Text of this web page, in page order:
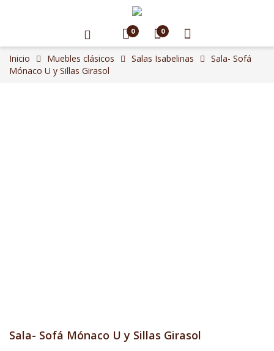
0 0
Inicio Muebles clásicos Salas Isabelinas
Sala- Sofá
Mónaco U y Sillas Girasol
Sala- Sofá Mónaco U y Sillas Girasol